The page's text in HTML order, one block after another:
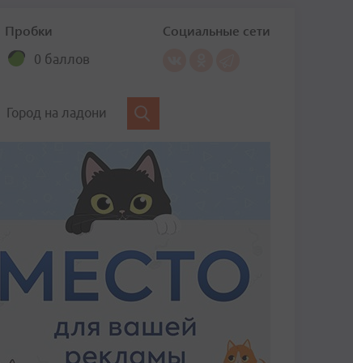
Пробки
0 баллов
Социальные сети
Город на ладони